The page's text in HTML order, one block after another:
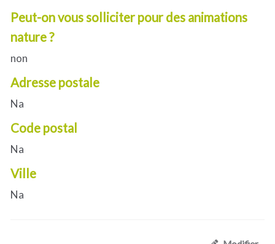
Peut-on vous solliciter pour des animations
nature ?
non
Adresse postale
Na
Code postal
Na
Ville
Na